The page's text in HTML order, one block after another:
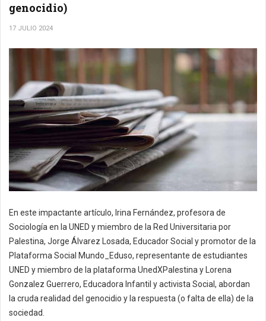
genocidio)
17 JULIO 2024
En este impactante artículo, Irina Fernández, profesora de
Sociología en la UNED y miembro de la Red Universitaria por
Palestina, Jorge Álvarez Losada, Educador Social y promotor de la
Plataforma Social Mundo_Eduso, representante de estudiantes
UNED y miembro de la plataforma UnedXPalestina y Lorena
Gonzalez Guerrero, Educadora Infantil y activista Social, abordan
la cruda realidad del genocidio y la respuesta (o falta de ella) de la
sociedad.